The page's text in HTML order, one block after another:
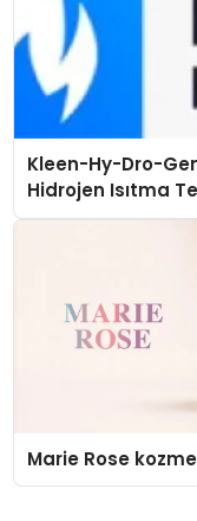
Kleen-Hy-Dro-
Hidrojen Isıtma
Düzenleyici
Marie Rose